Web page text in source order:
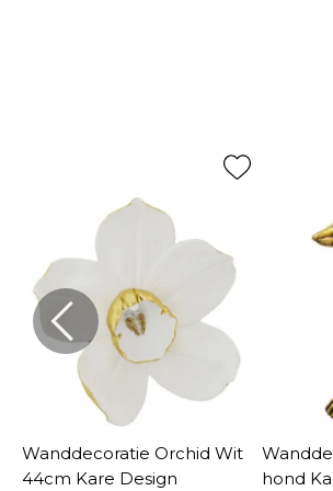
Wanddecoratie Orchid Wit
44cm Kare Design
hond